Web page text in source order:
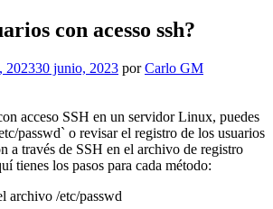
con acesso ssh?
202330 junio, 2023 porCarlo GM
acceso SSH en un servidor Linux, puedes
passwd` o revisar el registro de los usuarios
a través de SSH en el archivo de registro
tienes los pasos para cada método:
archivo /etc/passwd